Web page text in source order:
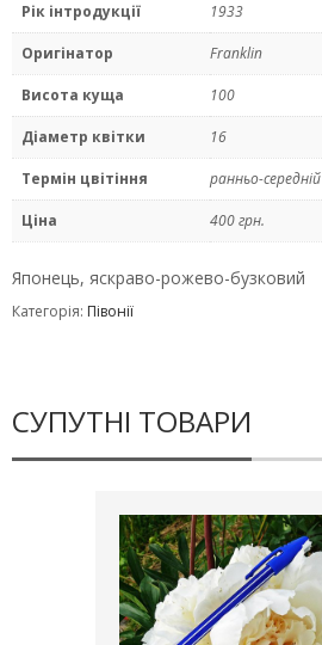
Рік інтродукції 1933
Оригінатор Franklin
Висота куща 100
Діаметр квітки 16
Термін цвітіння ранньо-середній
Ціна 400 грн.
Японець, яскраво-рожево-бузковий
Категорія: Півонії
СУПУТНІ ТОВАРИ